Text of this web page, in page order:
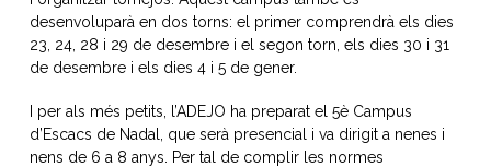
desenvoluparà en dos torns: el primer comprendrà els dies
23, 24, 28 i 29 de desembre i el segon torn, els dies 30 i 31
de desembre i els dies 4 i 5 de gener.
I per als més petits, l’ADEJO ha preparat el 5è Campus
d’Escacs de Nadal, que serà presencial i va dirigit a nenes i
nens de 6 a 8 anys. Per tal de complir les normes